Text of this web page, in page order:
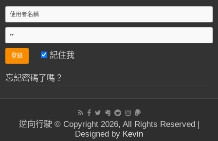
記住我
忘記密碼了嗎？
逆向行駛 © Copyright 2026, All Rights Reserved |
Designed by Kevin